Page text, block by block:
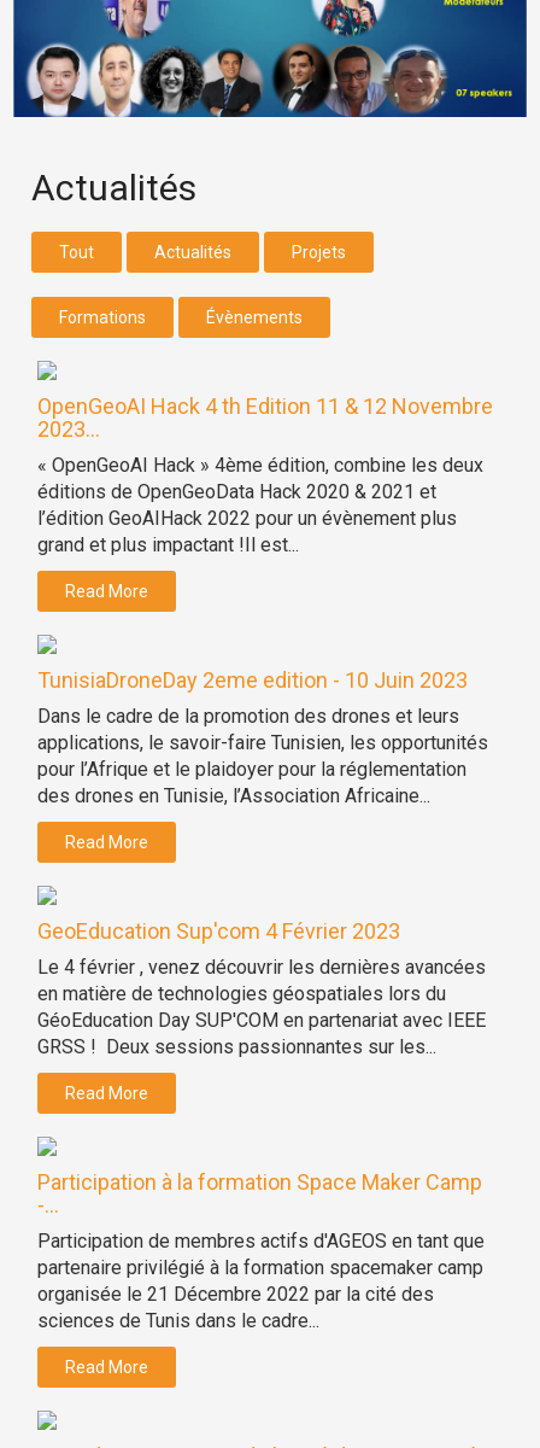
Actualités
Tout Actualités Projets
Formations Évènements
OpenGeoAI Hack 4 th Edition 11 & 12 Novembre
2023...
« OpenGeoAI Hack » 4ème édition, combine les deux
éditions de OpenGeoData Hack 2020 & 2021 et
l’édition GeoAIHack 2022 pour un évènement plus
grand et plus impactant !Il est...
Read More
TunisiaDroneDay 2eme edition - 10 Juin 2023
Dans le cadre de la promotion des drones et leurs
applications, le savoir-faire Tunisien, les opportunités
pour l’Afrique et le plaidoyer pour la réglementation
des drones en Tunisie, l’Association Africaine...
Read More
GeoEducation Sup'com 4 Février 2023
Le 4 février , venez découvrir les dernières avancées
en matière de technologies géospatiales lors du
GéoEducation Day SUP'COM en partenariat avec IEEE
GRSS ! Deux sessions passionnantes sur les...
Read More
Participation à la formation Space Maker Camp
-...
Participation de membres actifs d'AGEOS en tant que
partenaire privilégié à la formation spacemaker camp
organisée le 21 Décembre 2022 par la cité des
sciences de Tunis dans le cadre...
Read More